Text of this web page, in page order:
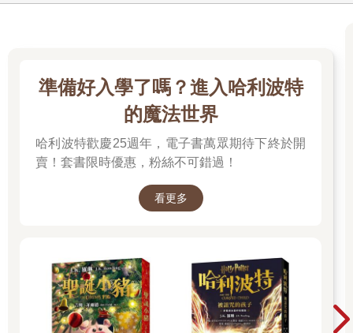
「但是，那些嬰兒不是真人，而是機器嬰兒！是機器人！所以那
樣做並不過分！」
「你有證據嗎？他們怎麼看都是真人嬰兒。」艾莉娜冷靜反駁琵
「證據？」琵絲垂下眉毛，一副傷腦筋的模樣。
真人和機器人的差別是……
「呃……我想到了！」琵絲握拳敲了敲手心。
「機器嬰兒抱起來很重，被綁架也不會哭；如果是真正的嬰兒，
琵絲立刻伸手遮住嘴巴，但是太遲了。
「各位陪審員們聽到了嗎？久遠永遠綁架嬰兒是鐵錚錚的事實。
除了森野索拉拉的命案之外，她還犯下『綁架』這條尚未起訴的
罪名。」
準備好入學了嗎？進入哈利波特
的魔法世界
哈利波特歡慶25週年，電子書萬眾期待下終於開
賣！套書限時優惠，粉絲不可錯過！
看更多